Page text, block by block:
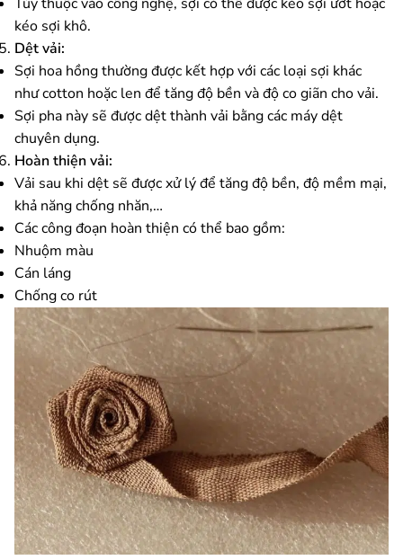
kéo sợi khô.
Dệt vải:
Sợi hoa hồng thường được kết hợp với các loại sợi khác
như cotton hoặc len để tăng độ bền và độ co giãn cho vải.
Sợi pha này sẽ được dệt thành vải bằng các máy dệt
chuyên dụng.
Hoàn thiện vải:
Vải sau khi dệt sẽ được xử lý để tăng độ bền, độ mềm mại,
khả năng chống nhăn,…
Các công đoạn hoàn thiện có thể bao gồm:
Nhuộm màu
Cán láng
Chống co rút